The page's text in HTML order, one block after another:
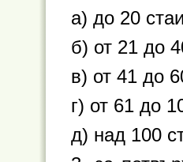
а) до 20
б) от 21 до
в) от 41 до
г) от 61 до
д) над 100